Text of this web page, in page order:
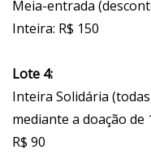
Meia-entrada
Inteira: R$ 150
Lote 4:
Inteira Solidária
mediante a doação
R$ 90